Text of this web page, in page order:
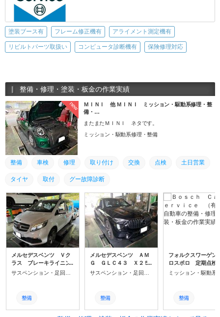
塗装ブース有 フレーム修正機有 アライメント測定機有
リビルトパーツ取扱い コンピュータ診断機有 保険修理対応
整備・修理・塗装・板金の作業実績
new
ＭＩＮＩ 他 ＭＩＮＩ ミッション・駆動系修理・整
備・…
またまたＭＩＮＩ ネタです。
ミッション・駆動系修理・整備
整備 車検 修理 取り付け 交換 点検 土日営業
タイヤ 取付 グー故障診断
メルセデスベンツ Ｖク
ラス ブレーキライニン
グ？インジケーターの点
整備
メルセデスベンツ ＡＭ
Ｇ ＧＬＣ４３ Ｘ２５
４ ブレーキパット交換
整備
車検
フォルクスワーゲ
ロスポロ 定期点検
入庫いただきました
整備